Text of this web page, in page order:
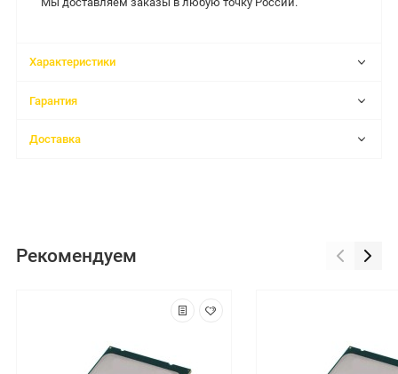
Характеристики
Гарантия
Доставка
Рекомендуем